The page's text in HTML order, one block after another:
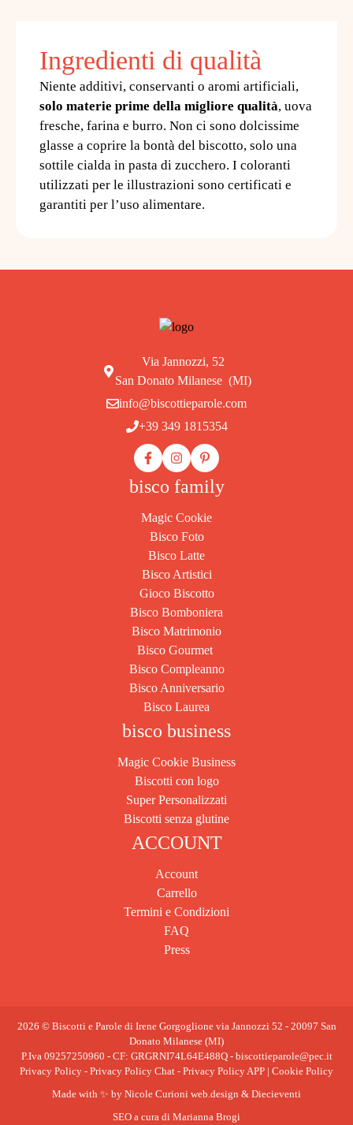
Ingredienti di qualità
Niente additivi, conservanti o aromi artificiali,
solo materie prime della migliore qualità, uova
fresche, farina e burro. Non ci sono dolcissime
glasse a coprire la bontà del biscotto, solo una
sottile cialda in pasta di zucchero. I coloranti
utilizzati per le illustrazioni sono certificati e
garantiti per l’uso alimentare.
Via Jannozzi, 52
San Donato Milanese (MI)
info@biscottieparole.com
+39 349 1815354
bisco family
Magic Cookie
Bisco Foto
Bisco Latte
Bisco Artistici
Gioco Biscotto
Bisco Bomboniera
Bisco Matrimonio
Bisco Gourmet
Bisco Compleanno
Bisco Anniversario
Bisco Laurea
bisco business
Magic Cookie Business
Biscotti con logo
Super Personalizzati
Biscotti senza glutine
ACCOUNT
Account
Carrello
Termini e Condizioni
FAQ
Press
2026 © Biscotti e Parole di Irene Gorgoglione via Jannozzi 52 - 20097 San
Donato Milanese (MI)
P.Iva 09257250960 - CF: GRGRNI74L64E488Q - biscottieparole@pec.it
Privacy Policy - Privacy Policy Chat - Privacy Policy APP | Cookie Policy
Made with ✨ by Nicole Curioni web.design & Diecieventi
SEO a cura di Marianna Brogi